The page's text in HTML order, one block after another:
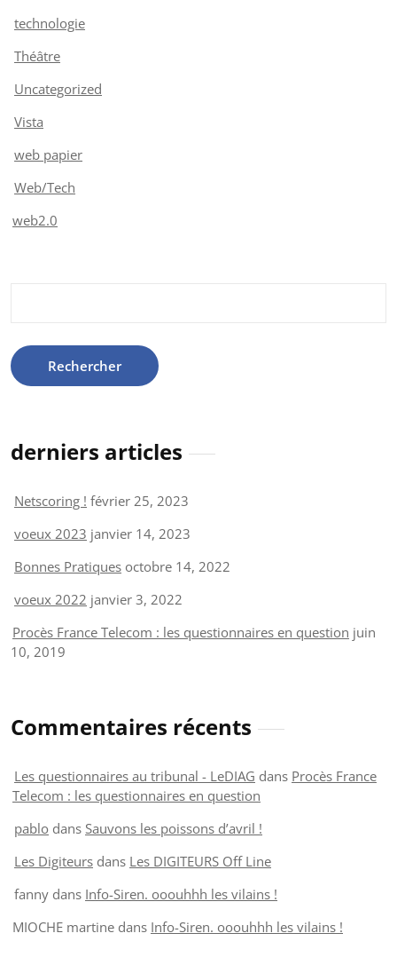
technologie
Théâtre
Uncategorized
Vista
web papier
Web/Tech
web2.0
derniers articles
Netscoring ! février 25, 2023
voeux 2023 janvier 14, 2023
Bonnes Pratiques octobre 14, 2022
voeux 2022 janvier 3, 2022
Procès France Telecom : les questionnaires en question juin
10, 2019
Commentaires récents
Les questionnaires au tribunal - LeDIAG dans Procès France
Telecom : les questionnaires en question
pablo dans Sauvons les poissons d’avril !
Les Digiteurs dans Les DIGITEURS Off Line
fanny dans Info-Siren. ooouhhh les vilains !
MIOCHE martine dans Info-Siren. ooouhhh les vilains !